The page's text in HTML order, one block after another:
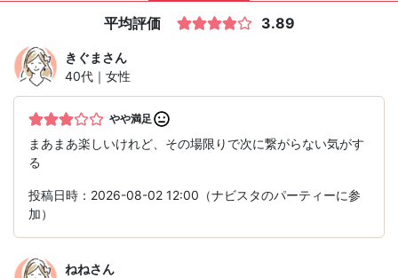
平均評価 3.89
きぐま さん
40代｜女性
やや満足
まあまあ楽しいけれど、その場限りで次に繋がらない気がす
る
投稿日時：2026-08-02 12:00（ナビスタのパーティーに参
加）
ねねさん